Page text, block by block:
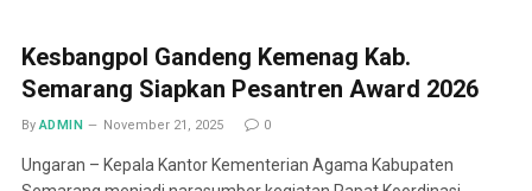
Kesbangpol Gandeng Kemenag Kab.
Semarang Siapkan Pesantren Award 2026
By ADMIN November 21, 2025 0
Ungaran – Kepala Kantor Kementerian Agama Kabupaten